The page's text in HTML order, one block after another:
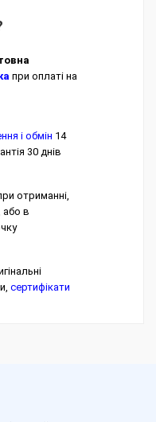
при оплаті на
і обмін 14
30 днів
отриманні,
або в
сертифікати